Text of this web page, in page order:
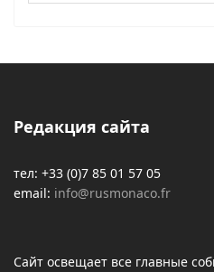
Редакция сайта
тел: +33 (0)7 85 01 57 05
email: info@rusmonaco.fr
Сайт освещает все главные